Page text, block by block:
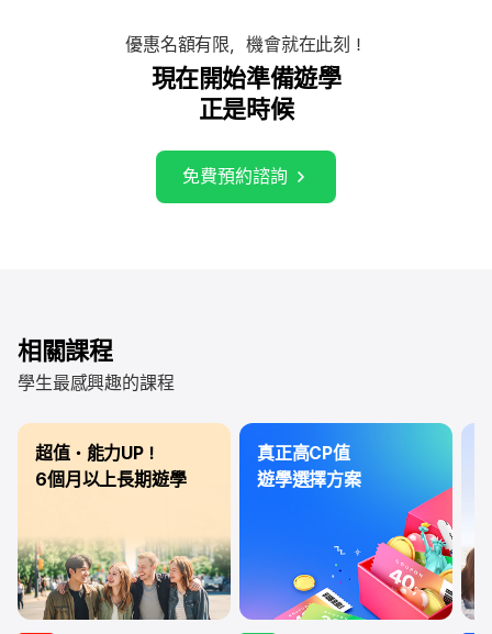
優惠名額有限，機會就在此刻！
現在開始準備遊學
正是時候
免費預約諮詢
相關課程
學生最感興趣的課程
超值・能力UP！
6個月以上長期遊學
真正高CP值
遊學選擇方案